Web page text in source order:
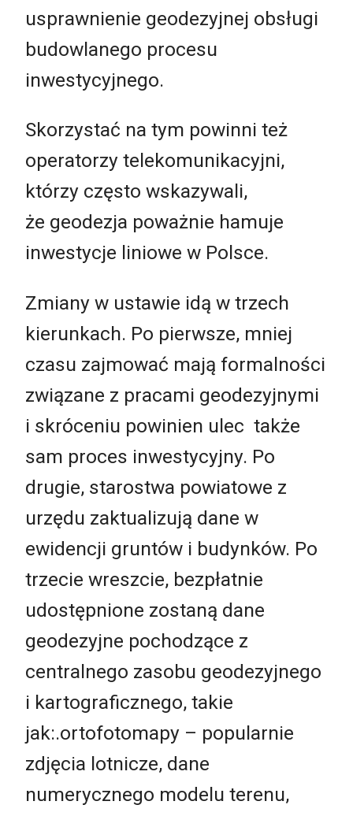
usprawnienie geodezyjnej obsługi
budowlanego procesu
inwestycyjnego.
Skorzystać na tym powinni też
operatorzy telekomunikacyjni,
którzy często wskazywali,
że geodezja poważnie hamuje
inwestycje liniowe w Polsce.
Zmiany w ustawie idą w trzech
kierunkach. Po pierwsze, mniej
czasu zajmować mają formalności
związane z pracami geodezyjnymi
i skróceniu powinien ulec także
sam proces inwestycyjny. Po
drugie, starostwa powiatowe z
urzędu zaktualizują dane w
ewidencji gruntów i budynków. Po
trzecie wreszcie, bezpłatnie
udostępnione zostaną dane
geodezyjne pochodzące z
centralnego zasobu geodezyjnego
i kartograficznego, takie
jak:.ortofotomapy – popularnie
zdjęcia lotnicze, dane
numerycznego modelu terenu,